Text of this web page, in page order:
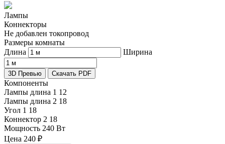
Лампы
Коннекторы
Не добавлен токопровод
Размеры комнаты
Длина
Ширина
3D Превью Скачать PDF
Компоненты
Лампы длина 1 12
Лампы длина 2 18
Угол 1 18
Коннектор 2 18
Мощность 240 Вт
Цена 240 ₽